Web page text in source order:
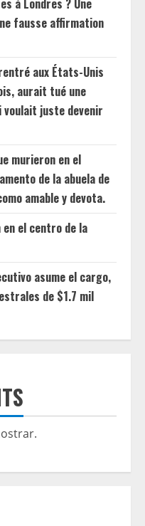
à Londres ? Une
fausse affirmation
aux États-Unis
aurait tué une
juste devenir
murieron en el
de la abuela de
amable y devota.
el centro de la
asume el cargo,
de $1.7 mil